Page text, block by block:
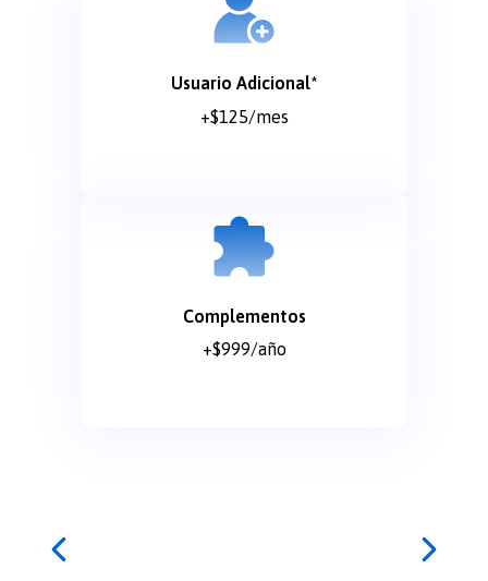
Usuario Adicional*
+$125/mes
Complementos
+$999/año